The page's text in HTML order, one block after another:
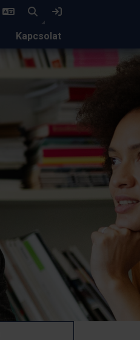
EN Keresés
Kapcsolat